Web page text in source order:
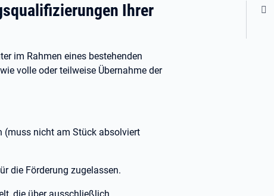
Ihrer
im Rahmen eines bestehenden
volle oder teilweise Übernahme der
(muss nicht am Stück absolviert
die Förderung zugelassen.